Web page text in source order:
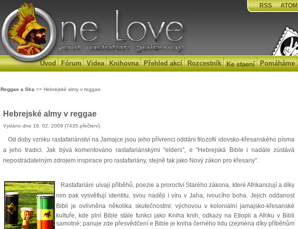
RSS ATOM
Úvod Fórum Videa Knihovna Přehled akcí Rozcestník Ke staení Pomáháme
Reggae a Ska >> Hebrejské almy v reggae
Hebrejské almy v reggae
Vydáno dne 16. 02. 2009 (7435 přečtení)
Od doby vzniku rastafariánství na Jamajce jsou jeho přívrenci oddáni filozofii idovsko-křesanského písma
a jeho tradici. Jak bývá komentováno rastafariánskými "elders", e "Hebrejská Bible i nadále zústává
nepostradatelným zdrojem inspirace pro rastafariány, stejně tak jako Nový zákon pro křesany".
Rastafariáni uívají příběhů, poezie a proroctví Starého zákona, které Afrikanizují a díky
nim pak vysvětlují identitu, svou naději i víru v Jaha, ivoucího boha. Jejich oddanost
Bibli je ovlivněna několika skutečnostmi: výchovou v koloniální jamajsko-křesanské
kultuře, kde plní Bible stále funkci jako Kniha knih, odkazy na Etiopii a Afriku v Bibli
samotné; panuje zde přesvědčení e Bible je kniha černého lidu (zejména díky příběhům